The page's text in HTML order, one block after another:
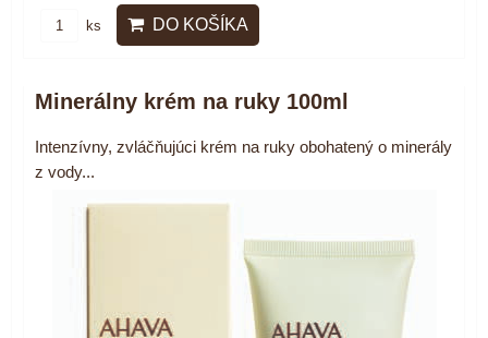
ks DO KOŠÍKA
Minerálny krém na ruky 100ml
Intenzívny, zvláčňujúci krém na ruky obohatený o minerály
z vody...